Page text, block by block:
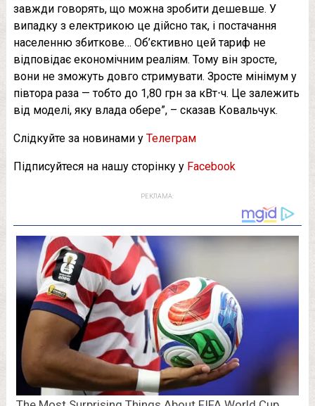
завжди говорять, що можна зробити дешевше. У
випадку з електрикою це дійсно так, і постачання
населенню збиткове… Об’єктивно цей тариф не
відповідає економічним реаліям. Тому він зросте,
вони не зможуть довго стримувати. Зросте мінімум у
півтора раза — тобто до 1,80 грн за кВт⋅ч. Це залежить
від моделі, яку влада обере”, – сказав Ковальчук.
Слідкуйте за новинами у Телеграм
Підписуйтеся на нашу сторінку у Facebook
РЕКЛАМА: